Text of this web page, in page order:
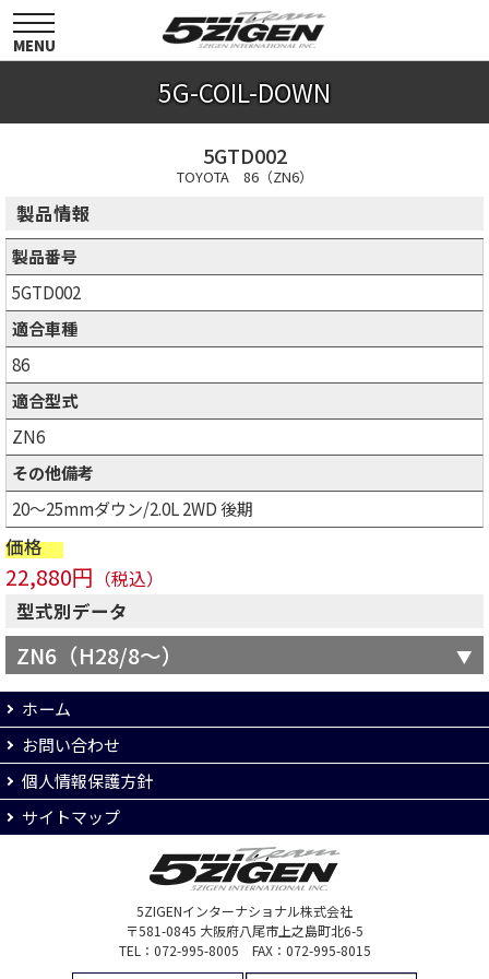
toggle
navigation
MENU
5G-COIL-DOWN
5GTD002
TOYOTA 86（ZN6）
製品情報
製品番号
5GTD002
適合車種
86
適合型式
ZN6
その他備考
20～25mmダウン/2.0L 2WD 後期
価格
22,880円 （税込）
型式別データ
ZN6（H28/8～）
ホーム
お問い合わせ
個人情報保護方針
サイトマップ
5ZIGENインターナショナル株式会社
〒581-0845 大阪府八尾市上之島町北6-5
TEL：072-995-8005 FAX：072-995-8015